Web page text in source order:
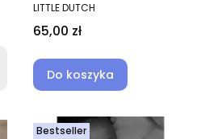
PRODUCENT
LITTLE DUTCH
Cena
65,00 zł
Do koszyka
Bestseller